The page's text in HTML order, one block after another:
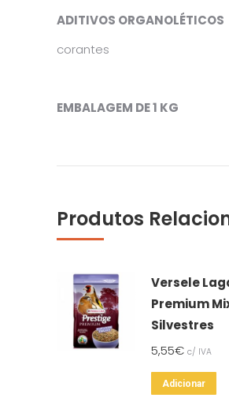
ADITIVOS ORGANOLÉTICOS
corantes
EMBALAGEM DE 1 KG
Produtos
Versele
Premium
Silvestres
5,55€ c/ IVA
Adicionar